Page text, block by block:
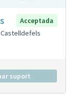
Acceptada
Castelldefels
suport